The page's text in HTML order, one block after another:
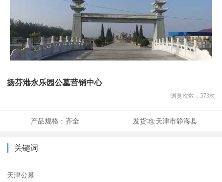
扬芬港永乐园公墓营销中心
浏览次数： 573次
产品规格： 齐全 发货地:天津市静海县
关键词
天津公墓